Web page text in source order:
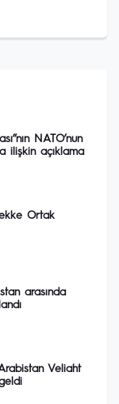
NATO’nun
ilişkin açıklama
Ortak
arasında
Veliaht